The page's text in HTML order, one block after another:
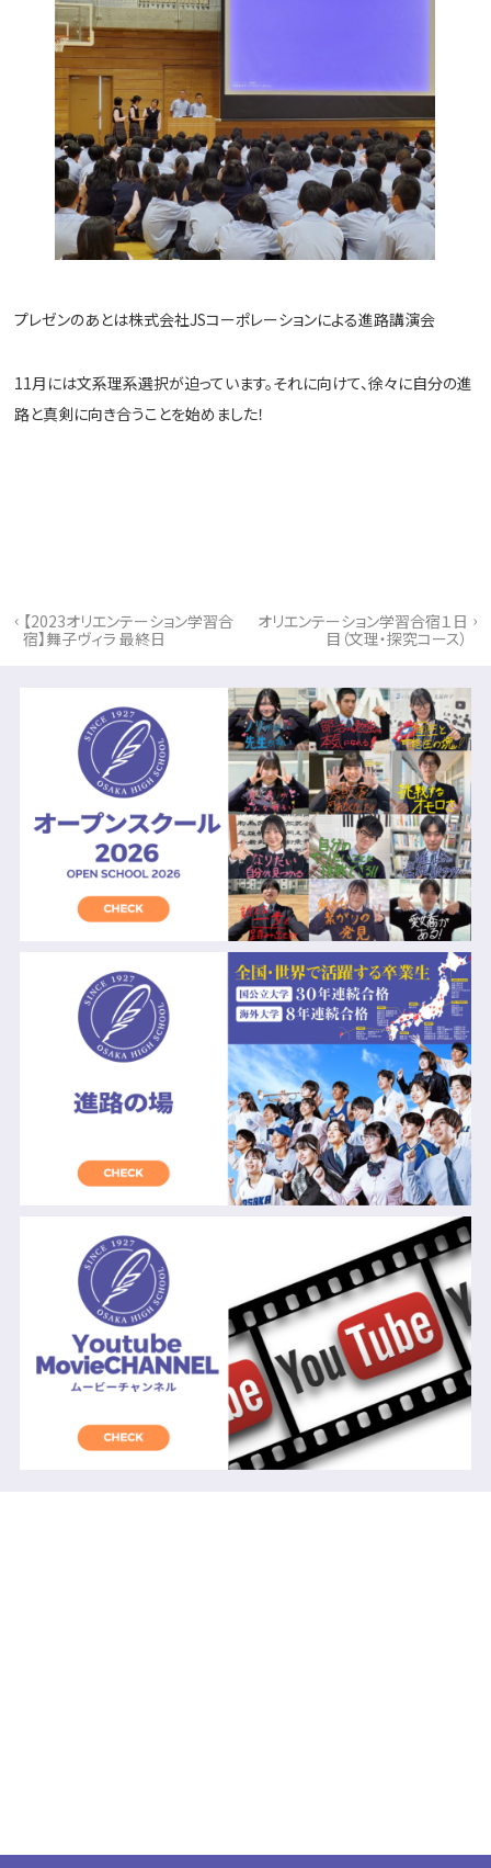
プレゼンのあとは株式会社JSコーポレーションによる進路講演会
11月には文系理系選択が迫っています。それに向けて、徐々に自分の進
路と真剣に向き合うことを始めました！
‹ 【2023オリエンテーション学習合
宿】舞子ヴィラ 最終日
オリエンテーション学習合宿１日
目（文理・探究コース）
›